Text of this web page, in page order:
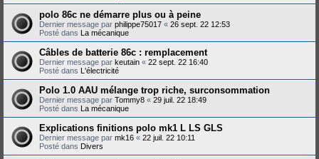
polo 86c ne démarre plus ou à peine
Dernier message par philippe75017 « 26 sept. 22 12:53
Posté dans La mécanique
Câbles de batterie 86c : remplacement
Dernier message par keutain « 22 sept. 22 16:40
Posté dans L'électricité
Polo 1.0 AAU mélange trop riche, surconsommation
Dernier message par Tommy8 « 29 juil. 22 18:49
Posté dans La mécanique
Explications finitions polo mk1 L LS GLS
Dernier message par mk16 « 22 juil. 22 10:11
Posté dans Divers